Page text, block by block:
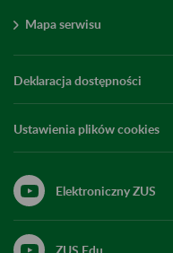
Mapa serwisu
Deklaracja dostępności
Ustawienia plików cookies
Elektroniczny ZUS
ZUS Edu